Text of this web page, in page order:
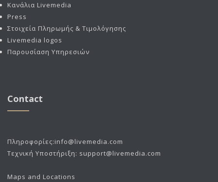
Κανάλια Livemedia
Press
Στοιχεία Πληρωμής & Τιμολόγησης
Livemedia logos
Παρουσίαση Υπηρεσιών
Contact
Πληροφορίες:info@livemedia.com
Τεχνική Υποστήριξη: support@livemedia.com
Maps and Locations